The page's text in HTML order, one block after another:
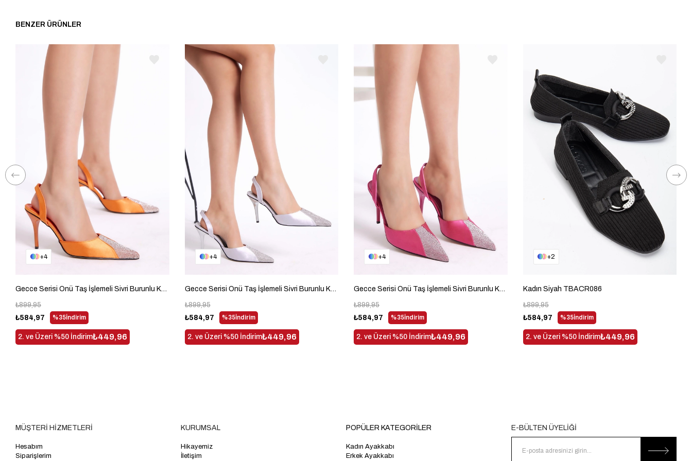
BENZER ÜRÜNLER
4
Gecce Serisi Önü Taş İşlemeli Sivri Burunlu Kadın Oranj Topluklu Ayakkabı TBGECCEIMXS-12
%35İndirim
₺584,97
₺899,95
2. ve Üzeri %50 İndirim₺449,96
4
Gecce Serisi Önü Taş İşlemeli Sivri Burunlu Kadın Gri Topluklu Ayakkabı TBGECCEIMXS-12
%35İndirim
₺584,97
₺899,95
2. ve Üzeri %50 İndirim₺449,96
4
Gecce Serisi Önü Taş İşlemeli Sivri Burunlu Kadın Fuşya Topluklu Ayakkabı TBGECCEIMXS-12
%35İndirim
₺584,97
₺899,95
2. ve Üzeri %50 İndirim₺449,96
2
Kadın Siyah TBACR086
%35İndirim
₺584,97
₺899,95
2. ve Üzeri %50 İndirim₺449,96
MÜŞTERİ HİZMETLERİ
Hesabım
Siparişlerim
KURUMSAL
Hikayemiz
İletişim
POPÜLER KATEGORİLER
Kadın Ayakkabı
Erkek Ayakkabı
E-BÜLTEN ÜYELİĞİ